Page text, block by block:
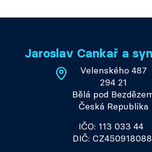
Jaroslav Cankař a
Velenského 487
294 21
Bělá pod
Česká Republika
IČO: 113 033 44
DIČ: CZ450918088